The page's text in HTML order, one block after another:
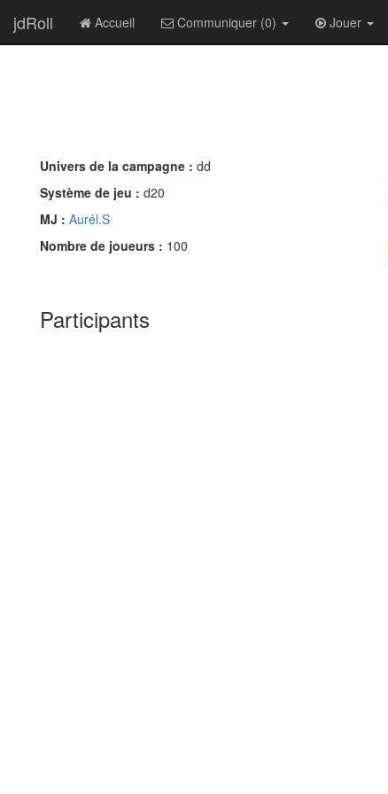
jdRoll Accueil Communiquer (0) Jouer
Univers de la campagne : dd
Système de jeu : d20
MJ : Aurél.S
Nombre de joueurs : 100
Participants